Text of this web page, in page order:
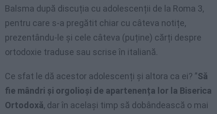
Balsma după discuția cu adolescenții de la Roma 3,
pentru care s-a pregătit chiar cu câteva notițe,
prezentându-le și cele câteva (puține) cărți despre
ortodoxie traduse sau scrise în italiană.
Ce sfat le dă acestor adolescenți și altora ca ei? ”Să
fie mândri și orgolioși de apartenența lor la Biserica
Ortodoxă, dar în același timp să dobândească o mai